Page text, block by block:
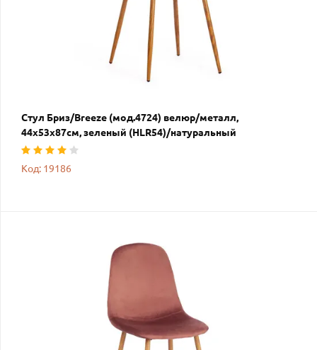
Стул Бриз/Breeze (мод.4724) велюр/металл,
44х53х87см, зеленый (HLR54)/натуральный
Код: 19186